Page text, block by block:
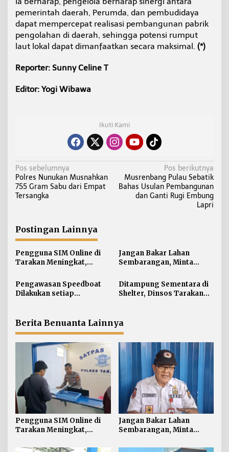
pemerintah daerah, Perumda, dan pembudidaya
dapat mempercepat realisasi pembangunan pabrik
pengolahan di daerah, sehingga potensi rumput
laut lokal dapat dimanfaatkan secara maksimal. (*)
Reporter: Sunny Celine T
Editor: Yogi Wibawa
Ikuti Kami
N
a
v
a
s
i
p
o
s
Pos sebelumnya
Polres Nunukan Musnahkan
755 Gram Sabu dari Empat
Tersangka
Pos berikutnya
Musrenbang Pulau Sebatik
Bahas Usulan Pembangunan
dan Ganti Rugi Embung
Lapri
Postingan Lainnya
Pengguna SIM Online di
Tarakan Meningkat,
Paling Banyak
Jangan Bakar Lahan
Sembarangan, Minta
Pengawasan Speedboat
Dilakukan setiap
Ditampung Sementara di
Shelter, Dinsos Tarakan
Berita Benuanta Lainnya
Pengguna SIM Online di
Tarakan Meningkat,
Paling Banyak
Jangan Bakar Lahan
Sembarangan, Minta